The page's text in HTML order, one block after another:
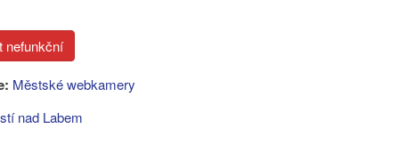
Městské webkamery
nad Labem